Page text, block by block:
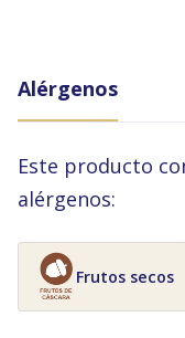
Alérgenos
Este producto
alérgenos:
Frutos secos